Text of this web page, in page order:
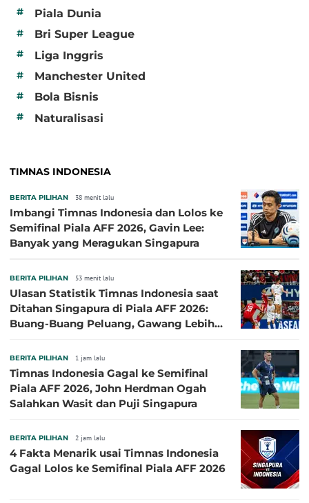
# Piala Dunia
# Bri Super League
# Liga Inggris
# Manchester United
# Bola Bisnis
# Naturalisasi
TIMNAS INDONESIA
BERITA PILIHAN 38 menit lalu
Imbangi Timnas Indonesia dan Lolos ke
Semifinal Piala AFF 2026, Gavin Lee:
Banyak yang Meragukan Singapura
BERITA PILIHAN 53 menit lalu
Ulasan Statistik Timnas Indonesia saat
Ditahan Singapura di Piala AFF 2026:
Buang-Buang Peluang, Gawang Lebih
BERITA PILIHAN 1 jam lalu
Timnas Indonesia Gagal ke Semifinal
Piala AFF 2026, John Herdman Ogah
Salahkan Wasit dan Puji Singapura
BERITA PILIHAN 2 jam lalu
4 Fakta Menarik usai Timnas Indonesia
Gagal Lolos ke Semifinal Piala AFF 2026